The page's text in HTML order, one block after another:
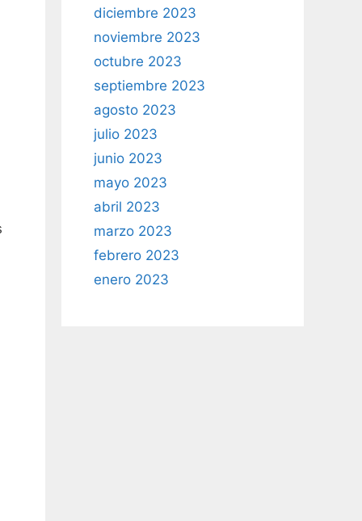
diciembre 2023
noviembre 2023
octubre 2023
septiembre 2023
agosto 2023
julio 2023
junio 2023
mayo 2023
abril 2023
marzo 2023
febrero 2023
enero 2023